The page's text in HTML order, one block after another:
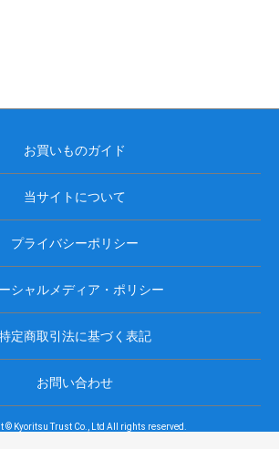
お買いものガイド
当サイトについて
プライバシーポリシー
シャルメディア・ポリシー
定商取引法に基づく表記
お問い合わせ
© Kyoritsu Trust Co., Ltd All rights reserved.